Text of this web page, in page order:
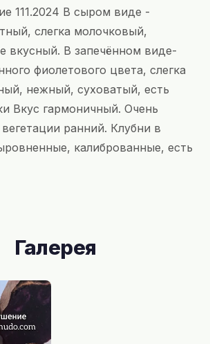
111.2024 В сыром виде -
слегка молочковый,
вкусный. В запечённом виде-
фиолетового цвета, слегка
нежный, суховатый, есть
Вкус гармоничный. Очень
ранний. Клубни в
калиброванные, есть
Галерея